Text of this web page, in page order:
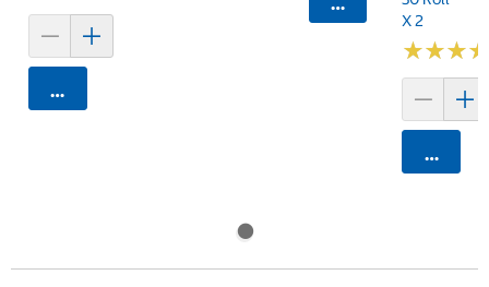
카트에 담기
X 2
★★★
★★★
카트에